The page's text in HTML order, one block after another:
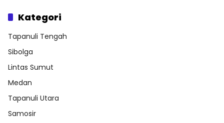
Kategori
Tapanuli Tengah
Sibolga
Lintas Sumut
Medan
Tapanuli Utara
Samosir